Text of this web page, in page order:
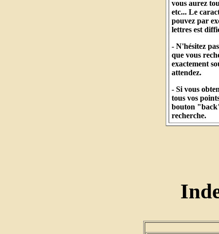
vous aurez
etc... Le
pouvez par
lettres est
- N'hésitez
que vous
exactement
attendez.
- Si vous
tous vos
bouton
recherche.